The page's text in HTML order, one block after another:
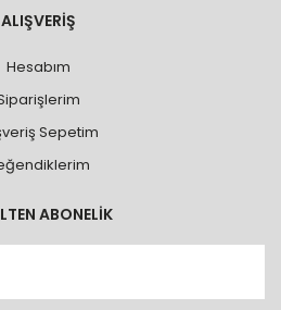
ALIŞVERİŞ
Hesabım
Sepetim
ABONELİK